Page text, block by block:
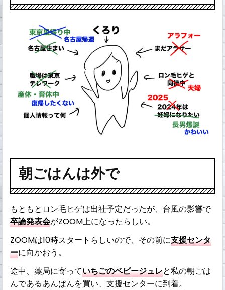
朝ごはんは外で
もともとロン毛ヒゲは出社予定だったが、台風の影響で
卒論発表会がZOOM上になったらしい。
ZOOMは10時スタートらしいので、その前に支援センタ
ーに向かおう。
途中、薬局に寄っていちごのベビージュレと私の朝ごは
んであるあんぱんを買い、支援センターに到着。